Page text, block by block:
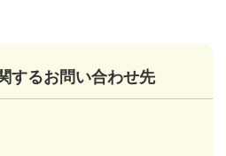
するお問い合わせ先